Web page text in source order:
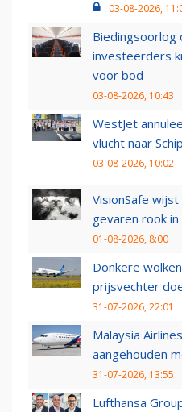
03-08-2026,
Biedingsoorlog
investeerders
voor bod
03-08-2026, 10:43
WestJet
vlucht naar
03-08-2026, 10:02
VisionSafe
gevaren rook
01-08-2026, 8:00
Donkere
prijsvechter
31-07-2026, 22:01
Malaysia
aangehouden
31-07-2026, 13:55
Lufthansa